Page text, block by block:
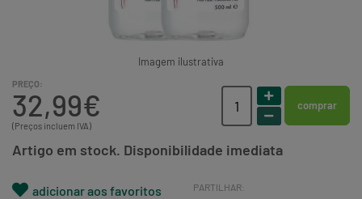
Imagem ilustrativa
PREÇO:
32,99€
(Preços incluem IVA)
comprar
Artigo em stock. Disponibilidade imediata
adicionar aos favoritos PARTILHAR: